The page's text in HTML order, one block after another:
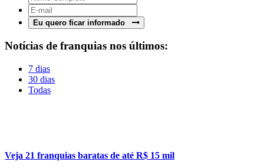
Eu quero ficar informado
Notícias de franquias nos últimos:
7 dias
30 dias
Todas
Veja 21 franquias baratas de até R$ 15 mil